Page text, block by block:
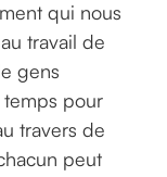
qui nous
travail de
gens
temps pour
travers de
peut